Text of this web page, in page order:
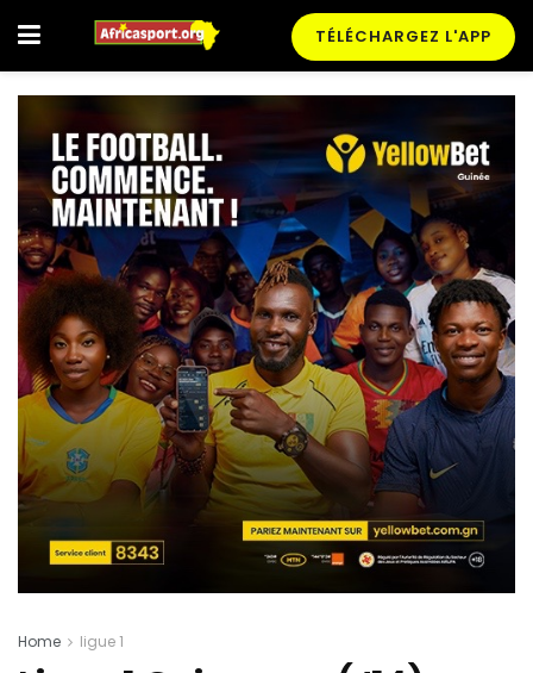
TÉLÉCHARGEZ L'APP
Home ligue 1